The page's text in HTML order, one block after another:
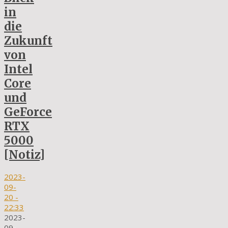
in
die
Zukunft
von
Intel
Core
und
GeForce
RTX
5000
[Notiz]
2023-
09-
20 -
22:33
2023-